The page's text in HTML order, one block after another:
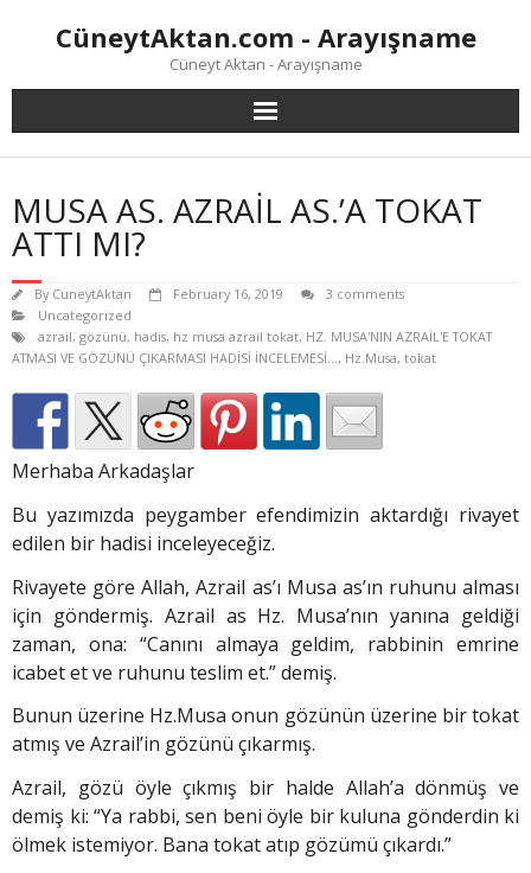
CüneytAktan.com - Arayışname
Cüneyt Aktan - Arayışname
MUSA AS. AZRAİL AS.’A TOKAT
ATTI MI?
By CuneytAktan February 16, 2019
3 comments
Uncategorized
azrail, gözünü, hadis, hz musa azrail tokat, HZ. MUSA'NIN AZRAİL'E TOKAT
ATMASI VE GÖZÜNÜ ÇIKARMASI HADİSİ İNCELEMESİ..., Hz.Musa, tokat
Merhaba Arkadaşlar
Bu yazımızda peygamber efendimizin aktardığı rivayet
edilen bir hadisi inceleyeceğiz.
Rivayete göre Allah, Azrail as’ı Musa as’ın ruhunu alması
için göndermiş. Azrail as Hz. Musa’nın yanına geldiği
zaman, ona: “Canını almaya geldim, rabbinin emrine
icabet et ve ruhunu teslim et.” demiş.
Bunun üzerine Hz.Musa onun gözünün üzerine bir tokat
atmış ve Azrail’in gözünü çıkarmış.
Azrail, gözü öyle çıkmış bir halde Allah’a dönmüş ve
demiş ki: “Ya rabbi, sen beni öyle bir kuluna gönderdin ki
ölmek istemiyor. Bana tokat atıp gözümü çıkardı.”